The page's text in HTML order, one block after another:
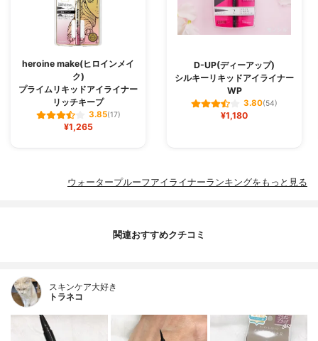
heroine make(ヒロインメイ
ク)
プライムリキッドアイライナー
リッチキープ
3.85(17)
¥1,265
D-UP(ディーアップ)
シルキーリキッドアイライナー
WP
3.80(54)
¥1,180
ウォータープルーフアイライナーランキングをもっと見る
関連おすすめクチコミ
スキンケア大好き
トラネコ